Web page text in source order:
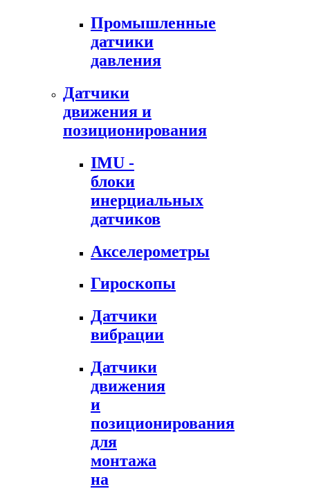
Промышленные
датчики
давления
Датчики
движения и
позиционирования
IMU -
блоки
инерциальных
датчиков
Акселерометры
Гироскопы
Датчики
вибрации
Датчики
движения
и
позиционирования
для
монтажа
на